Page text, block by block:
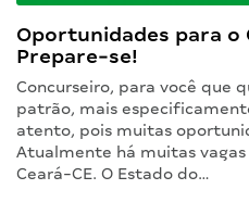
Oportunidades para o
Prepare-se!
Concurseiro, para você que
patrão, mais
atento, pois muitas
Atualmente há muitas
Ceará-CE. O Estado do…